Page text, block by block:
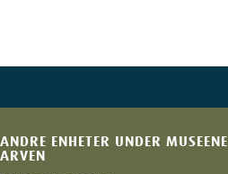
ANDRE ENHETER UNDER MUSEENE
ARVEN